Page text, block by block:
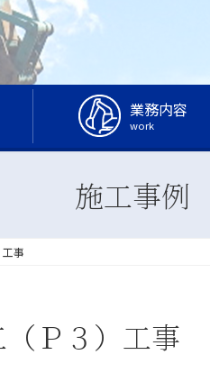
業務内容
work
施工事例
事
Ｐ３）工事